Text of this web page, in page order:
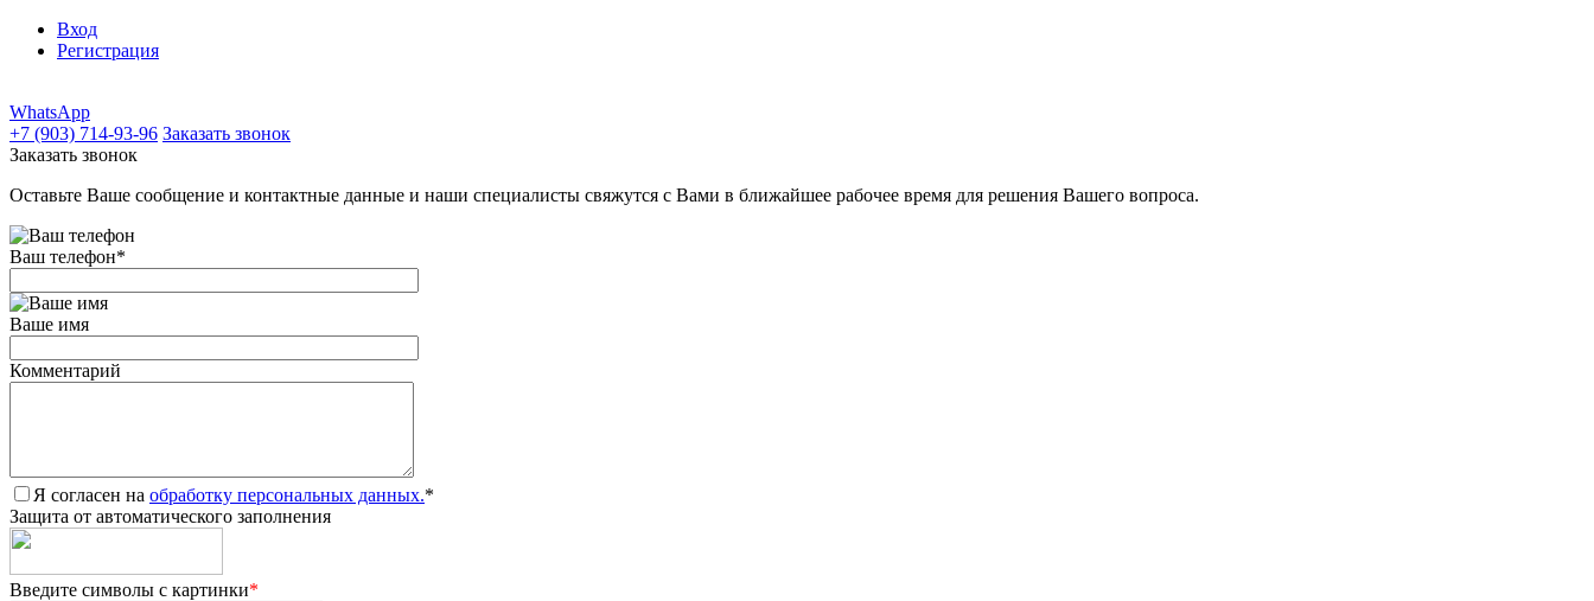
Вход
Регистрация
WhatsApp
+7 (903) 714-93-96 Заказать звонок
Заказать звонок
Оставьте Ваше сообщение и контактные данные и наши специалисты свяжутся с Вами в ближайшее рабочее время для решения Вашего вопроса.
Ваш телефон*
Ваше имя
Комментарий
Я согласен на обработку персональных данных.*
Защита от автоматического заполнения
Введите символы с картинки*